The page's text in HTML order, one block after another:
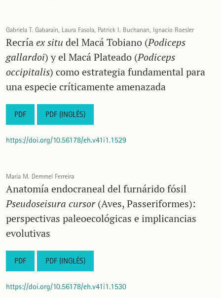
Gabriela T. Gabarain, Laura Fasola, Patrick I. Buchanan, Ignacio Roesler
Recríaex situ del Macá Tobiano (Podiceps
gallardoi) y el Macá Plateado (Podiceps
occipitalis) como estrategia fundamental para
una especie críticamente amenazada
PDF PDF (INGLÉS)
https://doi.org/10.56178/eh.v41i1.1529
María M. Demmel Ferreira
Anatomía endocraneal del furnárido fósil
Pseudoseisura cursor(Aves, Passeriformes):
perspectivas paleoecológicas e implicancias
evolutivas
PDF PDF (INGLÉS)
https://doi.org/10.56178/eh.v41i1.1530